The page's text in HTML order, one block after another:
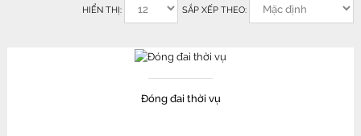
SẮP XẾP THEO:
HIỂN THỊ:
Đóng đai thời vụ